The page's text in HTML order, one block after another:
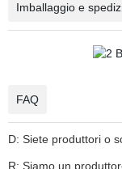
Imballaggio e
FAQ
D: Siete produttori o
R: Siamoun